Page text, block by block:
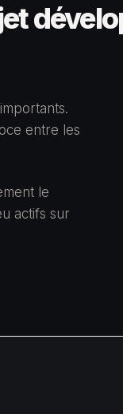
entre les
le
actifs sur